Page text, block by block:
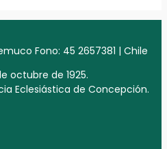
Fono: 45 2657381 | Chile
octubre de 1925.
Eclesiástica de Concepción.